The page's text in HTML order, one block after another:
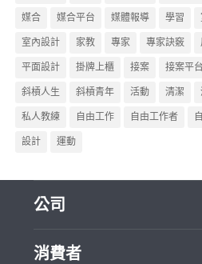
媒合 媒合平台 媒體報導 學習
室內設計 家教 專家 專家訣竅
平面設計 掛牌上櫃 接案 接案平台
斜槓人生 斜槓青年 活動 清潔
私人教練 自由工作 自由工作者
設計 運動
公司
關於我們
消費者